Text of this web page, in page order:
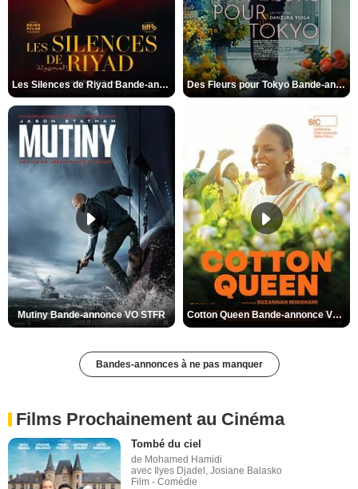
Les Silences de Riyad Bande-annonce VO STFR Des Fleurs pour Tokyo Bande-annonce VO STFR
Mutiny Bande-annonce VO STFR Cotton Queen Bande-annonce VO STFR
Bandes-annonces à ne pas manquer
Films Prochainement au Cinéma
Tombé du ciel
de Mohamed Hamidi
avec Ilyes Djadel, Josiane Balasko
Film - Comédie